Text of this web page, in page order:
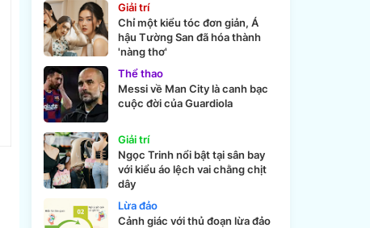
Giải trí
Chỉ một kiểu tóc đơn giản, Á
hậu Tường San đã hóa thành
'nàng thơ'
Thể thao
Messi về Man City là canh bạc
cuộc đời của Guardiola
Giải trí
Ngọc Trinh nổi bật tại sân bay
với kiểu áo lệch vai chằng chịt
dây
Lừa đảo
Cảnh giác với thủ đoạn lừa đảo